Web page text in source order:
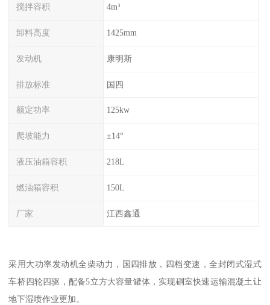
搅拌容积 4m³
卸料高度 1425mm
发动机 康明斯
排放标准 国四
额定功率 125kw
爬坡能力 ±14°
液压油箱容积 218L
燃油箱容积 150L
厂家 江西鑫通
采用大功率发动机全柴动力，国四排放，四档变速，全封闭式湿式
车桥四轮四驱，配备5立方大容量罐体，实现硐室快速运输混凝土让
地下湿喷作业更加。